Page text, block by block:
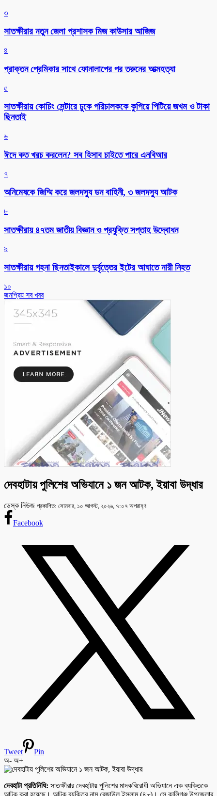
৩
সাতক্ষীরার নতুন জেলা প্রশাসক মিজ কাউসার আজিজ
৪
প্রাক্তন প্রেমিকার সাথে ফোনালাপের পর তরুনের আত্মহত্যা
৫
সাতক্ষীরায় কোচিং সেন্টারে ঢুকে পরিচালককে কুপিয়ে পিটিয়ে জখম ও টাকা
ছিনতাই
৬
ঈদে কত খরচ করলেন? সব হিসাব চাইতে পারে এনবিআর
৭
অনিমেষকে জিম্মি করে জলদস্যু ডন বাহিনী, ৩ জলদস্যু আটক
৮
সাতক্ষীরায় ৪৭তম জাতীয় বিজ্ঞান ও প্রযুক্তি সপ্তাহ উদ্বোধন
৯
সাতক্ষীরায় গহনা ছিনতাইকালে দুর্বৃত্তের ইটের আঘাতে নারী নিহত
১০
জনপ্রিয় সব খবর
দেবহাটায় পুলিশের অভিযানে ১ জন আটক, ইয়াবা উদ্ধার
ডেস্ক নিউজ প্রকাশিত: সোমবার, ১০ আগস্ট, ২০২৬, ৭:০৭ অপরাহ্ণ
Facebook
Tweet
Pin
অ- অ+
দেবহাটা প্রতিনিধি: সাতক্ষীরার দেবহাটায় পুলিশের মাদকবিরোধী অভিযানে এক ব্যক্তিকে
আটক করা হয়েছে। আটক ব্যক্তির নাম রেজাউল ইসলাম (৪৮)। সে কালিগঞ্জ উপজেলার